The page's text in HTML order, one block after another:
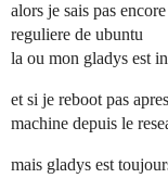
alors je sais pas
reguliere de ubuntu
la ou mon gladys est
et si je reboot pas
machine depuis le
mais gladys est